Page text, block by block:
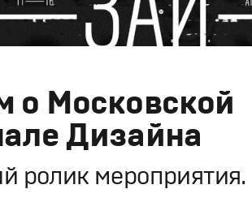
о Московской
Дизайна
ролик мероприятия.